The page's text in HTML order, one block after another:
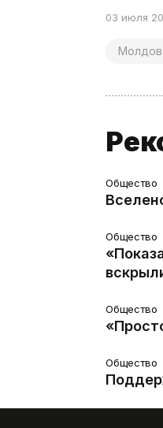
03 июля
Общество
Общество
Общество
Общество